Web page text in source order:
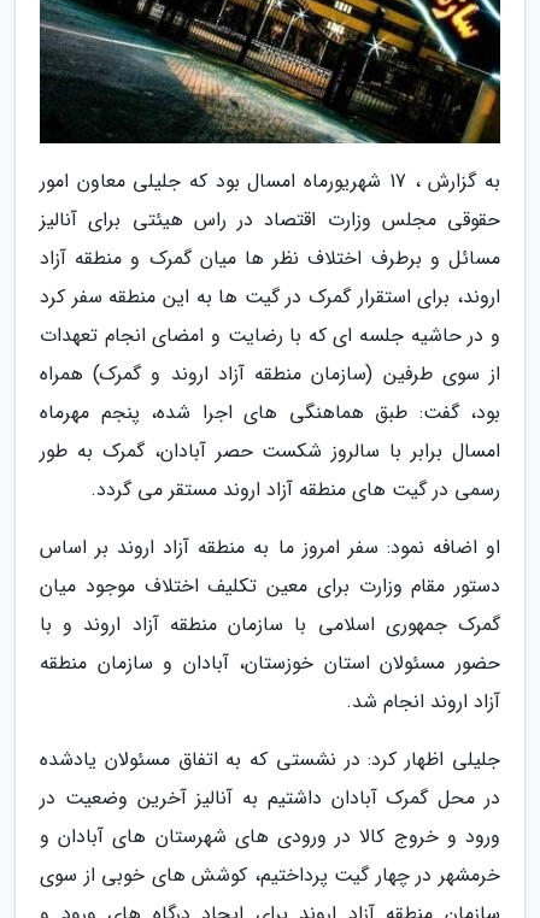
به گزارش ، 17 شهریورماه امسال بود که جلیلی معاون امور
حقوقی مجلس وزارت اقتصاد در راس هیئتی برای آنالیز
مسائل و برطرف اختلاف نظر ها میان گمرک و منطقه آزاد
اروند، برای استقرار گمرک در گیت ها به این منطقه سفر کرد
و در حاشیه جلسه ای که با رضایت و امضای انجام تعهدات
از سوی طرفین (سازمان منطقه آزاد اروند و گمرک) همراه
بود، گفت: طبق هماهنگی های اجرا شده، پنجم مهرماه
امسال برابر با سالروز شکست حصر آبادان، گمرک به طور
رسمی در گیت های منطقه آزاد اروند مستقر می گردد.
او اضافه نمود: سفر امروز ما به منطقه آزاد اروند بر اساس
دستور مقام وزارت برای معین تکلیف اختلاف موجود میان
گمرک جمهوری اسلامی با سازمان منطقه آزاد اروند و با
حضور مسئولان استان خوزستان، آبادان و سازمان منطقه
آزاد اروند انجام شد.
جلیلی اظهار کرد: در نشستی که به اتفاق مسئولان یادشده
در محل گمرک آبادان داشتیم به آنالیز آخرین وضعیت در
ورود و خروج کالا در ورودی های شهرستان های آبادان و
خرمشهر در چهار گیت پرداختیم، کوشش های خوبی از سوی